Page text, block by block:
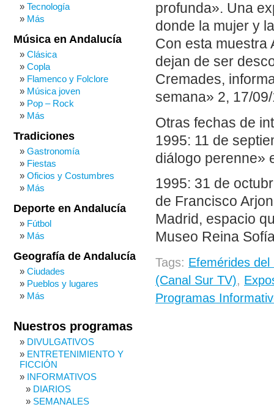
profunda». Una
donde la mujer y
Con esta muestra
dejan de ser
Cremades,
semana» 2, 17/
Otras fechas de
1995: 11 de
diálogo perenne»
1995: 31 de
de Francisco
Madrid, espacio
Museo Reina
Tags: Efemérides
(Canal Sur TV),
Programas
Tecnología
Más
Música en Andalucía
Clásica
Copla
Flamenco y Folclore
Música joven
Pop – Rock
Más
Tradiciones
Gastronomía
Fiestas
Oficios y Costumbres
Más
Deporte en Andalucía
Fútbol
Más
Geografía de Andalucía
Ciudades
Pueblos y lugares
Más
Nuestros programas
DIVULGATIVOS
ENTRETENIMIENTO Y
FICCIÓN
INFORMATIVOS
DIARIOS
SEMANALES